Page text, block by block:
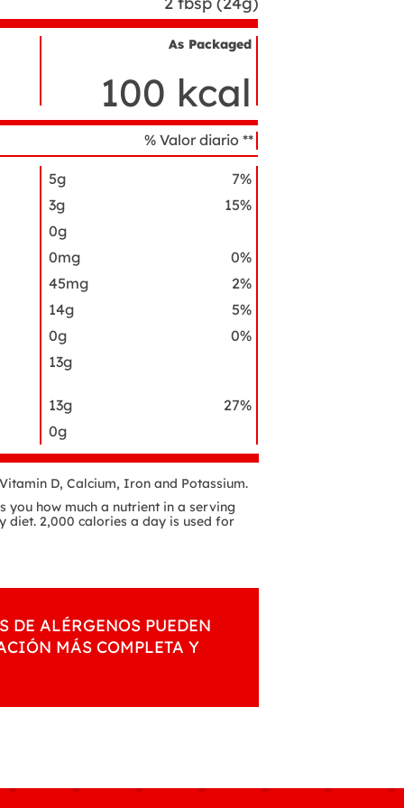
ingrediente
As Packaged
100 kcal
% Valor diario **
5g
7%
3g
15%
0g
0mg
0%
45mg
2%
14g
5%
0g
0%
13g
13g
27%
0g
D, Calcium, Iron and Potassium.
you how much a nutrient in a serving
2,000 calories a day is used for
ALÉRGENOS PUEDEN
MÁS COMPLETA Y